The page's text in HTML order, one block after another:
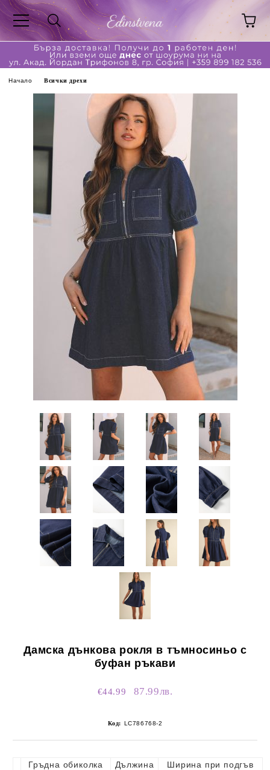
Начало Всички дрехи
Дамска дънкова рокля в тъмносиньо с
буфан ръкави
€44.99 87.99лв.
Код: LC786768-2
Гръдна обиколка Дължина
Ширина при подгъв